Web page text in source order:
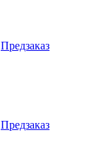
Предзаказ
Предзаказ